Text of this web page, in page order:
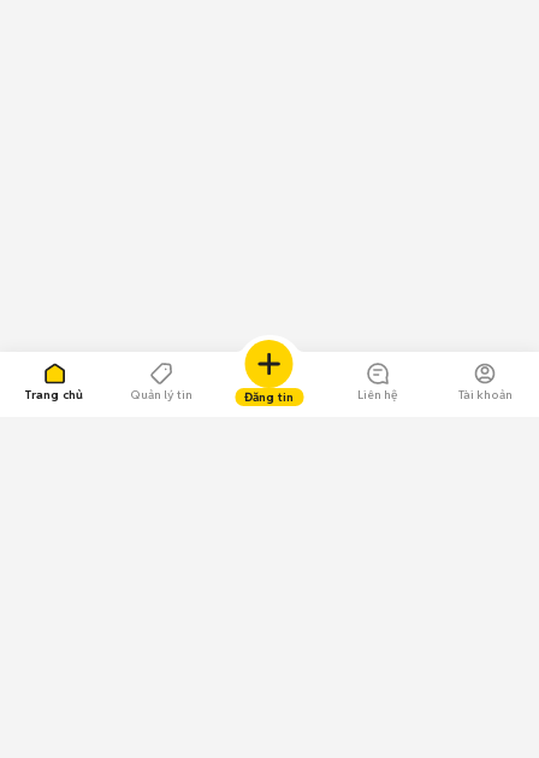
Trang chủ Quản lý tin Đăng tin Liên hệ Tài khoản